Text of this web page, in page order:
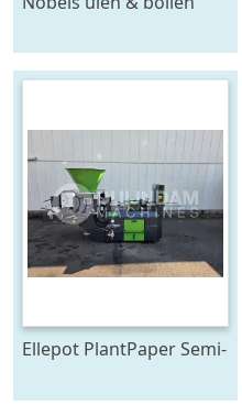
voor 120 cm bedden
Ellepot PlantPaper Semi-
paperpotmachine 4-lijns